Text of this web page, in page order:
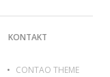
KONTAKT
CONTAO THEME